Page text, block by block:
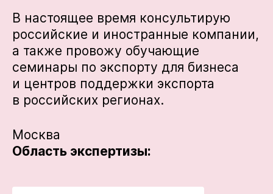
В настоящее время консультирую
российские и иностранные компании,
а также провожу обучающие
семинары по экспорту для бизнеса
и центров поддержки экспорта
в российских регионах.
Москва
Область экспертизы: